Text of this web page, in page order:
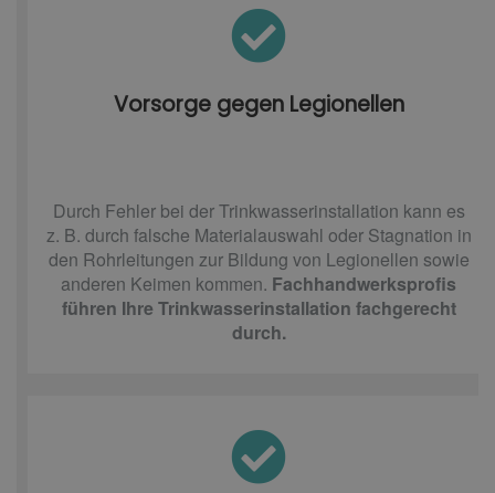
Vorsorge gegen Legionellen
Durch Fehler bei der Trinkwasserinstallation kann es
z. B. durch falsche Materialauswahl oder Stagnation in
den Rohrleitungen zur Bildung von Legionellen sowie
anderen Keimen kommen. Fachhandwerksprofis
führen Ihre Trinkwasserinstallation fachgerecht
durch.